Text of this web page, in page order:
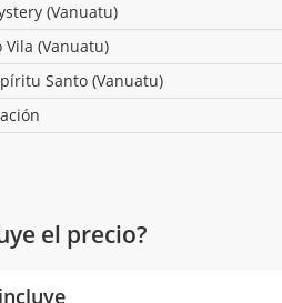
(Vanuatu)
Vila (Vanuatu)
Santo (Vanuatu)
el precio?